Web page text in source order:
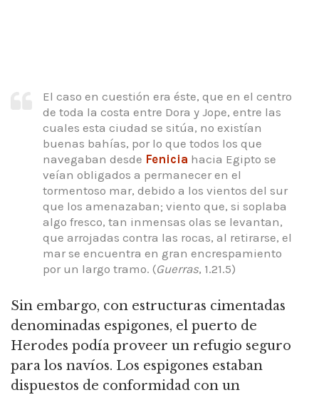
El caso en cuestión era éste, que en el centro
de toda la costa entre Dora y Jope, entre las
cuales esta ciudad se sitúa, no existían
buenas bahías, por lo que todos los que
navegaban desde Fenicia hacia Egipto se
veían obligados a permanecer en el
tormentoso mar, debido a los vientos del sur
que los amenazaban; viento que, si soplaba
algo fresco, tan inmensas olas se levantan,
que arrojadas contra las rocas, al retirarse, el
mar se encuentra en gran encrespamiento
por un largo tramo. (Guerras, 1.21.5)
Sin embargo, con estructuras cimentadas
denominadas espigones, el puerto de
Herodes podía proveer un refugio seguro
para los navíos. Los espigones estaban
dispuestos de conformidad con un